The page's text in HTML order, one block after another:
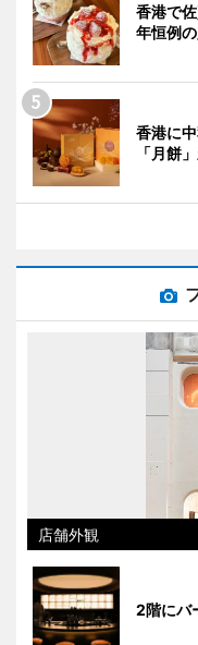
香港で
年恒例
香港に
「月餅
店舗外観
2階にバ